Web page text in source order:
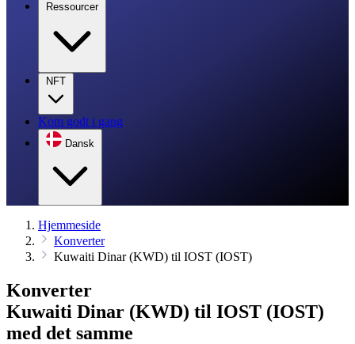
Ressourcer
NFT
Kom godt i gang
Dansk
Hjemmeside
Konverter
Kuwaiti Dinar (KWD) til IOST (IOST)
Konverter
Kuwaiti Dinar (KWD) til IOST (IOST)
med det samme